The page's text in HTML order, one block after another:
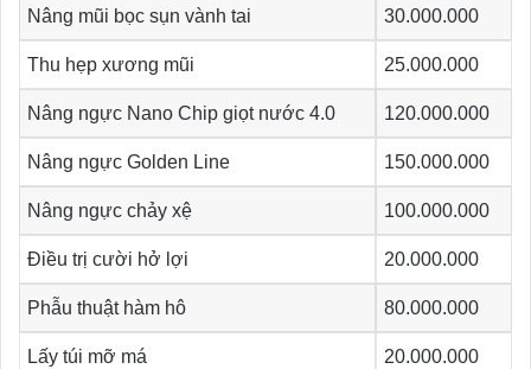
Nâng mũi bọc sụn vành tai 30.000.000
Thu hẹp xương mũi 25.000.000
Nâng ngực Nano Chip giọt nước 4.0 120.000.000
Nâng ngực Golden Line 150.000.000
Nâng ngực chảy xệ 100.000.000
Điều trị cười hở lợi 20.000.000
Phẫu thuật hàm hô 80.000.000
Lấy túi mỡ má 20.000.000